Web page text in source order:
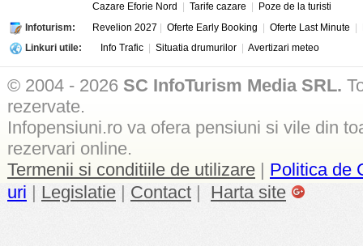
Cazare Eforie Nord
Tarife cazare
Poze de la turisti
Infoturism:
Revelion 2027 Oferte Early Booking Oferte Last Minute
Linkuri utile:
Info Trafic Situatia drumurilor Avertizari meteo
© 2004 - 2026 SC InfoTurism Media SRL.
rezervate.
Infopensiuni.ro va ofera pensiuni si vile din
rezervari online.
Termenii si conditiile de utilizare | Politica de
uri | Legislatie | Contact | Harta site